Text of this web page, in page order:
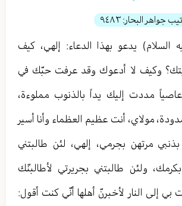
جواهر البحار: ٩٤٨٣
السلام) يدعو بهذا الدعاء: إلهي، كيف
وكيف لا أدعوك وقد عرفت حبّك في
مددت إليك يداً بالذنوب مملوءة،
مولاي، أنت عظيم العظماء وأنا أسير
بذنبي مرتهن بجرمي، إلهي، لئن طالبتني
ولئن طالبتني بجريرتي لأطالبنّك
بي إلى النار لأخبرنّ أهلها أنّي كنت أقول: